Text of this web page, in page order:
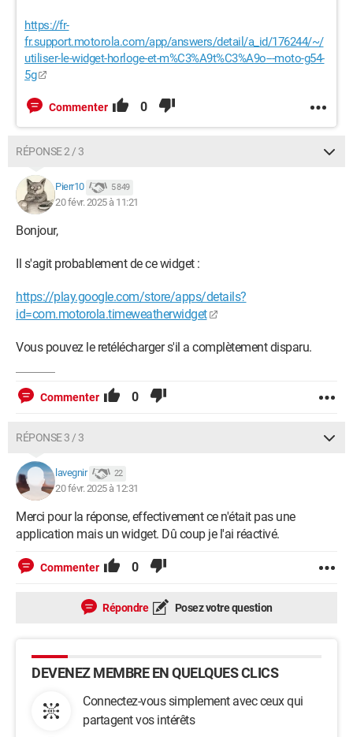
https://fr-
fr.support.motorola.com/app/answers/detail/a_id/176244/~/
utiliser-le-widget-horloge-et-m%C3%A9t%C3%A9o---moto-g54-
5g
Commenter 0
RÉPONSE 2 / 3
Pierr10 5 849
20 févr. 2025 à 11:21
Bonjour,
Il s'agit probablement de ce widget :
https://play.google.com/store/apps/details?
id=com.motorola.timeweatherwidget
Vous pouvez le retélécharger s'il a complètement disparu.
Commenter 0
RÉPONSE 3 / 3
lavegnir 22
20 févr. 2025 à 12:31
Merci pour la réponse, effectivement ce n'était pas une
application mais un widget. Dû coup je l'ai réactivé.
Commenter 0
Répondre Posez votre question
DEVENEZ MEMBRE EN QUELQUES CLICS
Connectez-vous simplement avec ceux qui
partagent vos intérêts